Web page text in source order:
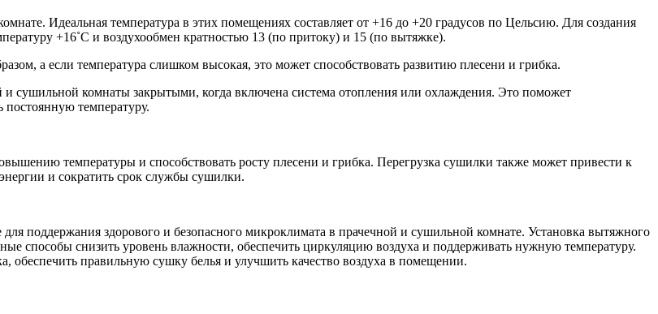
Идеальная температура в этих помещениях составляет от +16 до +20 градусов по Цельсию. Для создания
+16˚С и воздухообмен кратностью 13 (по притоку) и 15 (по вытяжке).
а если температура слишком высокая, это может способствовать развитию плесени и грибка.
сушильной комнаты закрытыми, когда включена система отопления или охлаждения. Это поможет
постоянную температуру.
температуры и способствовать росту плесени и грибка. Перегрузка сушилки также может привести к
и сократить срок службы сушилки.
поддержания здорового и безопасного микроклимата в прачечной и сушильной комнате. Установка вытяжного
способы снизить уровень влажности, обеспечить циркуляцию воздуха и поддерживать нужную температуру.
обеспечить правильную сушку белья и улучшить качество воздуха в помещении.